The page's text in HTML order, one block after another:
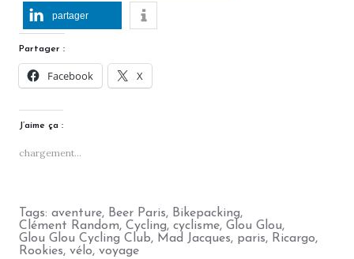
partager
Partager :
Facebook X
J’aime ça :
chargement…
Tags: aventure, Beer Paris, Bikepacking,
Clément Random, Cycling, cyclisme, Glou Glou,
Glou Glou Cycling Club, Mad Jacques, paris, Ricargo,
Rookies, vélo, voyage